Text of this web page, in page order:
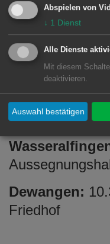
Unterkochen:
Kriegerdenkmal
Unterrombach:
Ehrenmal im
Waldhausen:
Friedhof
Dewangen:
Friedhof
Abspielen von
↓ 1 Dienst
Alle Dienste
Mit diesem
deaktivieren.
Auswahl bestätigen